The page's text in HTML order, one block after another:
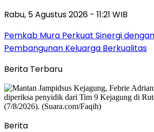
Rabu, 5 Agustus 2026 - 11:21 WIB
Pemkab Mura Perkuat Sinergi
Pembangunan Keluarga Berkualitas
Berita Terbaru
Berita